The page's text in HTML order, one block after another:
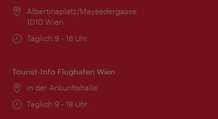
Ort:
Albertinaplatz/Maysedergasse
1010 Wien
Öffnungszeiten:
Täglich 9 - 18 Uhr
Tourist-Info Flughafen Wien
Ort:
in der Ankunftshalle
Öffnungszeiten:
Täglich 9 - 18 Uhr